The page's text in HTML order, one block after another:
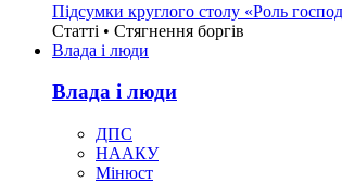
Підсумки круглого столу «Роль
Статті • Стягнення боргiв
Влада i люди
Влада i люди
ДПС
НААКУ
Мінюст